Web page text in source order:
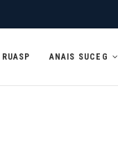
RUASP ANAIS SUCEG